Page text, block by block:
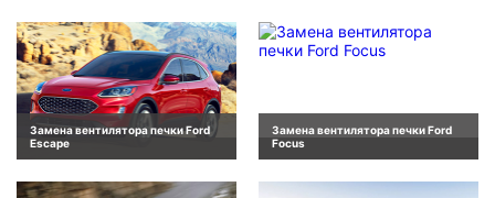
Замена вентилятора печки Ford
Escape
Замена вентилятора печки Ford
Focus